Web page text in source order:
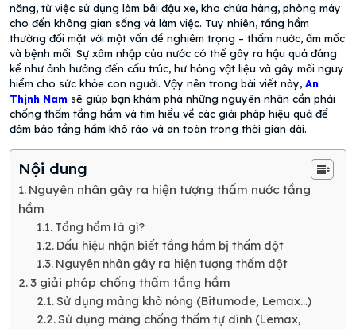
năng, từ việc sử dụng làm bãi đậu xe, kho chứa hàng, phòng máy
cho đến không gian sống và làm việc. Tuy nhiên, tầng hầm
thường đối mặt với một vấn đề nghiêm trọng – thấm nước, ẩm mốc
và bệnh mối. Sự xâm nhập của nước có thể gây ra hậu quả đáng
kể như ảnh hưởng đến cấu trúc, hư hỏng vật liệu và gây mối nguy
hiểm cho sức khỏe con người. Vậy nên trong bài viết này, An
Thịnh Nam sẽ giúp bạn khám phá những nguyên nhân cần phải
chống thấm tầng hầm và tìm hiểu về các giải pháp hiệu quả để
đảm bảo tầng hầm khô ráo và an toàn trong thời gian dài.
Nội dung
Nguyên nhân gây ra hiện tượng thấm nước tầng
hầm
Tầng hầm là gì?
Dấu hiệu nhận biết tầng hầm bị thấm dột
Nguyên nhân gây ra hiện tượng thấm dột
3 giải pháp chống thấm tầng hầm
Sử dụng màng khò nóng (Bitumode, Lemax…)
Sử dụng màng chống thấm tự dính (Lemax,